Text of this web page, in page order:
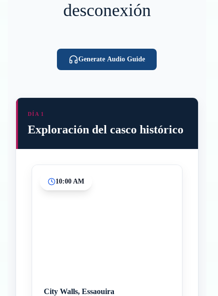
desconexión
Generate Audio Guide
DÍA 1
Exploración del casco histórico
10:00 AM
City Walls, Essaouira